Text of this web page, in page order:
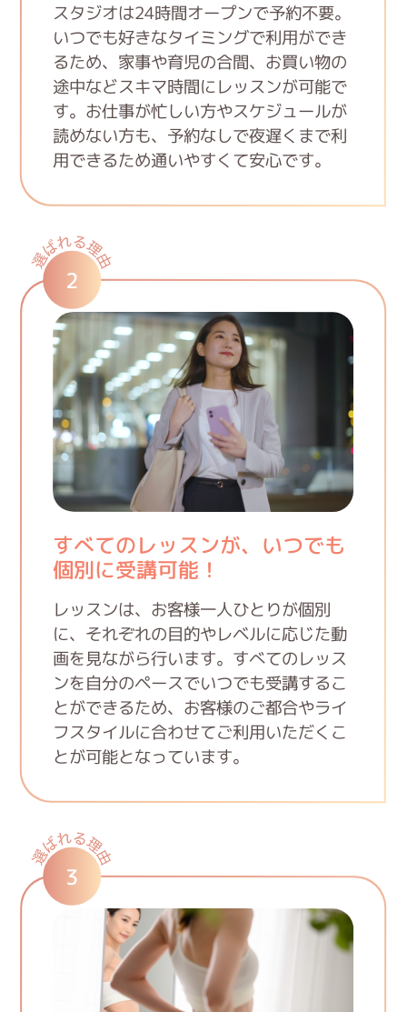
スタジオは24時間オープンで予約不要。
いつでも好きなタイミングで利用ができ
るため、家事や育児の合間、お買い物の
途中などスキマ時間にレッスンが可能で
す。お仕事が忙しい方やスケジュールが
読めない方も、予約なしで夜遅くまで利
用できるため通いやすくて安心です。
2
すべてのレッスンが、いつでも
個別に受講可能！
レッスンは、お客様一人ひとりが個別
に、それぞれの目的やレベルに応じた動
画を見ながら行います。すべてのレッス
ンを自分のペースでいつでも受講するこ
とができるため、お客様のご都合やライ
フスタイルに合わせてご利用いただくこ
とが可能となっています。
3